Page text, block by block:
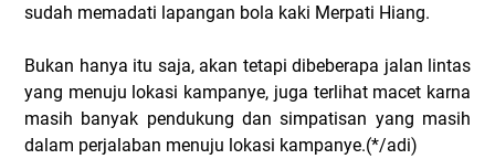
sudah memadati lapangan bola kaki Merpati Hiang.
Bukan hanya itu saja, akan tetapi dibeberapa jalan lintas
yang menuju lokasi kampanye, juga terlihat macet karna
masih banyak pendukung dan simpatisan yang masih
dalam perjalaban menuju lokasi kampanye.(*/adi)